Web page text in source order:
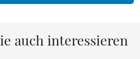
auch interessieren